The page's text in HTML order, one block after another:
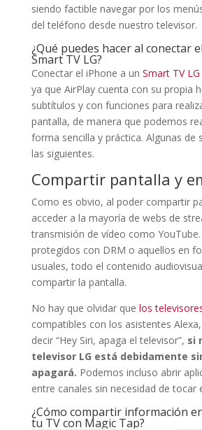
siendo factible navegar por los
del teléfono desde nuestro televisor.
¿Qué puedes hacer al conectar
Smart TV LG?
Conectar el iPhone a un Smart TV LG
ya que AirPlay cuenta con su propia
subtítulos y con funciones para
pantalla, de manera que podemos
forma sencilla y práctica. Algunas de
las siguientes.
Compartir pantalla y
Como es obvio, al poder compartir
acceder a la mayoría de webs de
transmisión de vídeo como
protegidos con DRM o aquellos en
usuales, todo el contenido
compartir la pantalla.
No hay que olvidar que los
compatibles con los asistentes
decir “Hey Siri, apaga el televisor”, si
televisor LG está debidamente
apagará. Podemos incluso abrir
entre canales sin necesidad de tocar
¿Cómo compartir información
tu TV con Magic Tap?